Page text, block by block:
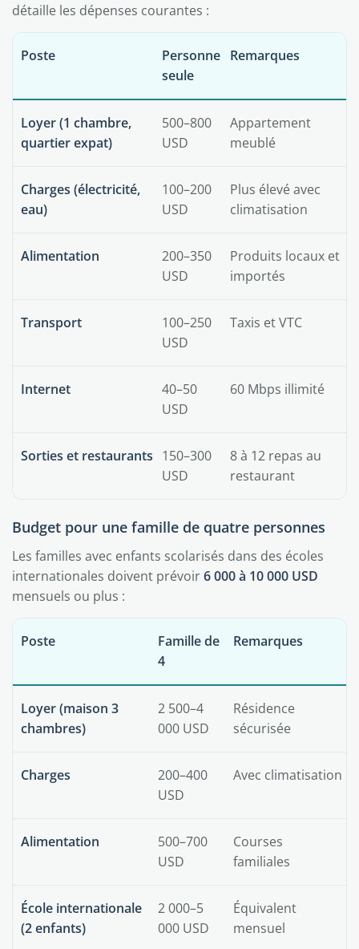
détaille les dépenses courantes :
Poste
Personne
seule
Remarques
Loyer (1 chambre,
quartier expat)
500–800
USD
Appartement
meublé
Charges (électricité,
eau)
100–200
USD
Plus élevé avec
climatisation
Alimentation
200–350
USD
Produits locaux et
importés
Transport
100–250
USD
Taxis et VTC
Internet
40–50
USD
60 Mbps illimité
Sorties et restaurants 150–300
USD
8 à 12 repas au
restaurant
Budget pour une famille de quatre personnes
Les familles avec enfants scolarisés dans des écoles
internationales doivent prévoir6 000 à 10 000 USD
mensuels ou plus :
Poste
Famille de
4
Remarques
Loyer (maison 3
chambres)
2 500–4
000 USD
Résidence
sécurisée
Charges
200–400
USD
Avec climatisation
Alimentation
500–700
USD
Courses
familiales
École internationale
(2 enfants)
2 000–5
000 USD
Équivalent
mensuel